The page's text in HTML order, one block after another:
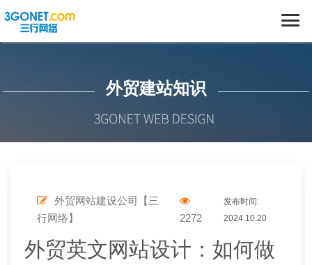
外贸建站知识
外贸网站建设公司【三
行网络】
2272
发布时间:
2024.10.20
外贸英文网站设计：如何做